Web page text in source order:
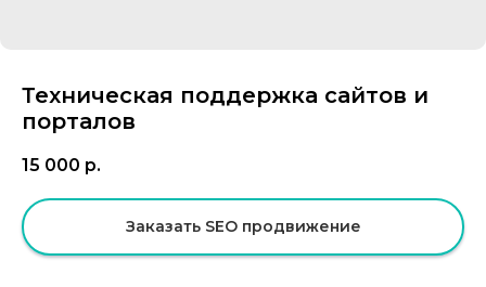
Техническая поддержка сайтов и
порталов
15 000 р.
Заказать SEO продвижение